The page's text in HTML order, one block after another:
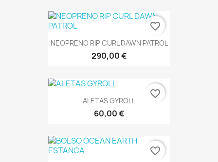
NEOPRENO RIP CURL DAWN PATROL
290,00 €
favorite_border
ALETAS GYROLL
60,00 €
favorite_border
favorite_border